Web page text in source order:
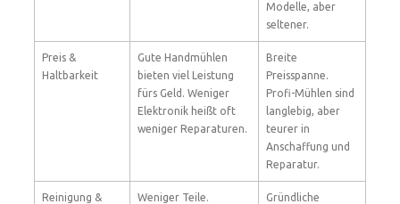
Modelle, aber
seltener.
Preis &
Haltbarkeit
Gute Handmühlen
bieten viel Leistung
fürs Geld. Weniger
Elektronik heißt oft
weniger Reparaturen.
Breite
Preisspanne.
Profi-Mühlen sind
langlebig, aber
teurer in
Anschaffung und
Reparatur.
Reinigung &
Weniger Teile.
Gründliche